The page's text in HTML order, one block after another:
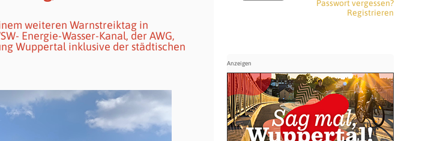
weiteren Warnstreiktag in
Energie-Wasser-Kanal, der AWG,
Wuppertal inklusive der städtischen
Passwort vergessen?
Registrieren